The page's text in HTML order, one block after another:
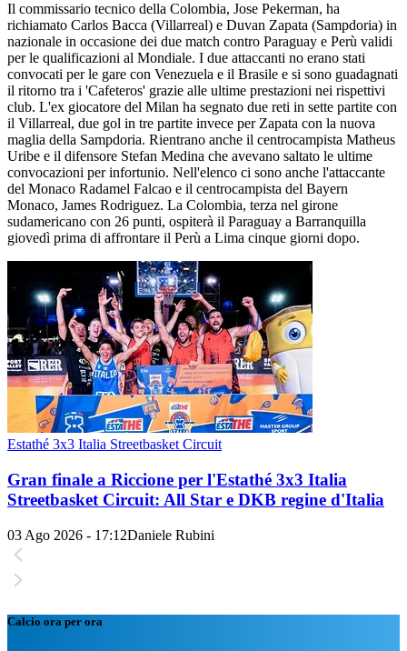
Il commissario tecnico della Colombia, Jose Pekerman, ha
richiamato Carlos Bacca (Villarreal) e Duvan Zapata (Sampdoria) in
nazionale in occasione dei due match contro Paraguay e Perù validi
per le qualificazioni al Mondiale. I due attaccanti no erano stati
convocati per le gare con Venezuela e il Brasile e si sono guadagnati
il ritorno tra i 'Cafeteros' grazie alle ultime prestazioni nei rispettivi
club. L'ex giocatore del Milan ha segnato due reti in sette partite con
il Villarreal, due gol in tre partite invece per Zapata con la nuova
maglia della Sampdoria. Rientrano anche il centrocampista Matheus
Uribe e il difensore Stefan Medina che avevano saltato le ultime
convocazioni per infortunio. Nell'elenco ci sono anche l'attaccante
del Monaco Radamel Falcao e il centrocampista del Bayern
Monaco, James Rodriguez. La Colombia, terza nel girone
sudamericano con 26 punti, ospiterà il Paraguay a Barranquilla
giovedì prima di affrontare il Perù a Lima cinque giorni dopo.
Estathé 3x3 Italia Streetbasket Circuit
Gran finale a Riccione per l'Estathé 3x3 Italia
Streetbasket Circuit: All Star e DKB regine d'Italia
03 Ago 2026 - 17:12Daniele Rubini
Calcio ora per ora